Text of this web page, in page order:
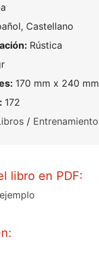
Castellano
Rústica
170 mm x 240 mm
172
/ Entrenamiento
libro en PDF: